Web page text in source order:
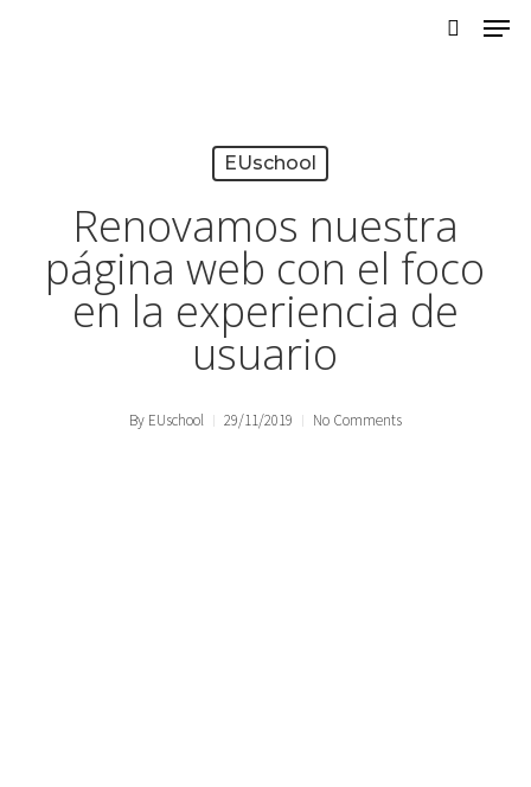
EUschool
Renovamos nuestra
página web con el foco
en la experiencia de
usuario
By EUschool 29/11/2019 No Comments